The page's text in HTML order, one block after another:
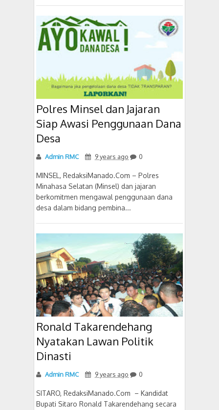
Polres Minsel dan Jajaran
Siap Awasi Penggunaan Dana
Desa
Admin RMC 9 years ago 0
MINSEL, RedaksiManado.Com – Polres
Minahasa Selatan (Minsel) dan jajaran
berkomitmen mengawal penggunaan dana
desa dalam bidang pembina...
Ronald Takarendehang
Nyatakan Lawan Politik
Dinasti
Admin RMC 9 years ago 0
SITARO, RedaksiManado.Com – Kandidat
Bupati Sitaro Ronald Takarendehang secara